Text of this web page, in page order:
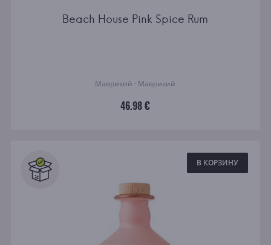
Beach House Pink Spice Rum
Маврикий · Маврикий
46.98 €
В КОРЗИНУ